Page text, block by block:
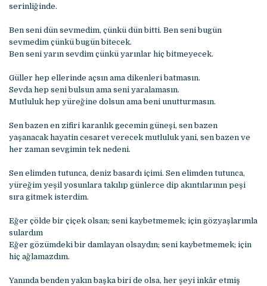
serinliğinde.
Ben seni dün sevmedim, çünkü dün bitti. Ben seni bugün
sevmedim çünkü bugün bitecek.
Ben seni yarın sevdim çünkü yarınlar hiç bitmeyecek.
Güller hep ellerinde açsın ama dikenleri batmasın.
Sevda hep seni bulsun ama seni yaralamasın.
Mutluluk hep yüreğine dolsun ama beni unutturmasın.
Sen bazen en zifiri karanlık gecemin güneşi, sen bazen
yaşanacak hayatin cesaret verecek mutluluk yani, sen bazen ve
her zaman sevgimin tek nedeni.
Sen elimden tutunca, deniz basardı içimi. Sen elimden tutunca,
yüreğim yeşil yosunlara takılıp günlerce dip akıntılarının peşi
sıra gitmek isterdim.
Eğer çölde bir çiçek olsan; seni kaybetmemek; için gözyaşlarımla
sulardım
Eğer gözümdeki bir damlayan olsaydın; seni kaybetmemek; için
hiç ağlamazdım.
Yanında benden yakın başka biri de olsa, her şeyi inkâr etmiş